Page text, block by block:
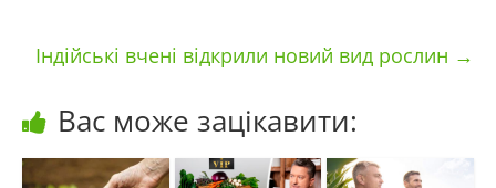
Індійські вчені відкрили новий вид рослин →
Вас може зацікавити: